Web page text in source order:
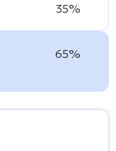
35%
65%